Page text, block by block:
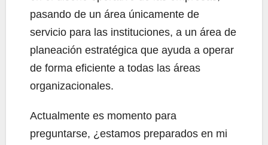
pasando de un área únicamente de
servicio para las instituciones, a un área de
planeación estratégica que ayuda a operar
de forma eficiente a todas las áreas
organizacionales.
Actualmente es momento para
preguntarse, ¿estamos preparados en mi